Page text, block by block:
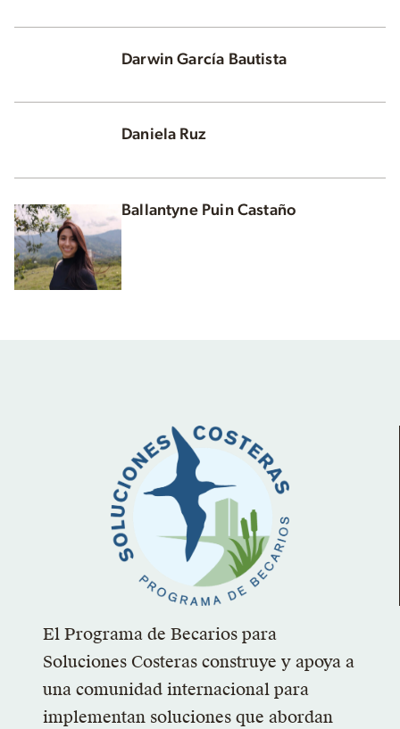
Darwin García Bautista
Daniela Ruz
Ballantyne Puin Castaño
El Programa de Becarios para
Soluciones Costeras construye y apoya a
una comunidad internacional para
implementan soluciones que abordan